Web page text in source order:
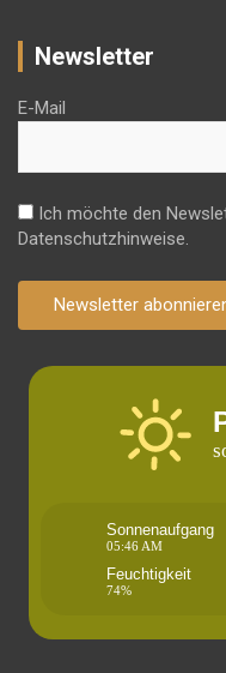
Newsletter
E-Mail
Ich möchte den
Datenschutzhinweise.
Newsletter
Sonnenaufgang
05:46 AM
Feuchtigkeit
74%